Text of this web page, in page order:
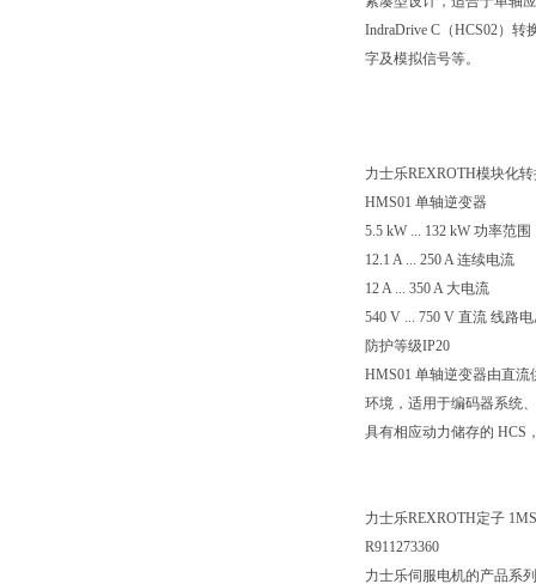
IndraDrive C（HCS02）
字及模拟信号等。
力士乐REXROTH模块化
HMS01 单轴逆变器
5.5 kW ... 132 kW 功率范围
12.1 A ... 250 A 连续电流
12 A ... 350 A 大电流
540 V ... 750 V 直流 线路
防护等级IP20
HMS01 单轴逆变器由直
环境，适用于编码器系统
具有相应动力储存的 HCS
力士乐REXROTH定子
R911273360
力士乐伺服电机的产品系